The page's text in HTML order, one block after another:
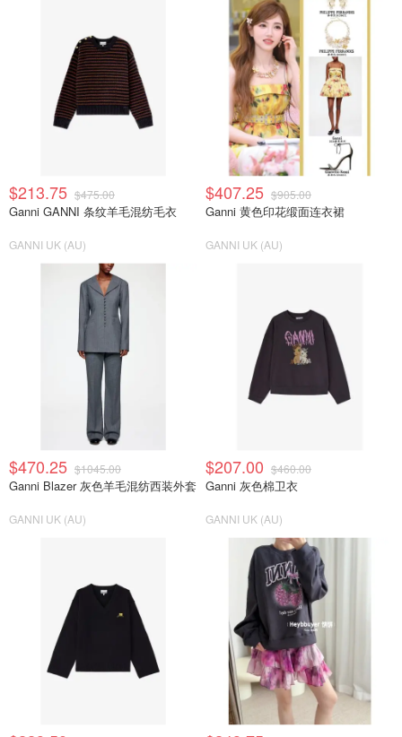
$213.75 $475.00
Ganni GANNI 条纹羊毛混纺毛衣
GANNI UK (AU)
$407.25 $905.00
Ganni 黄色印花缎面连衣裙
GANNI UK (AU)
$470.25 $1045.00
Ganni Blazer 灰色羊毛混纺西装外套
GANNI UK (AU)
$207.00 $460.00
Ganni 灰色棉卫衣
GANNI UK (AU)